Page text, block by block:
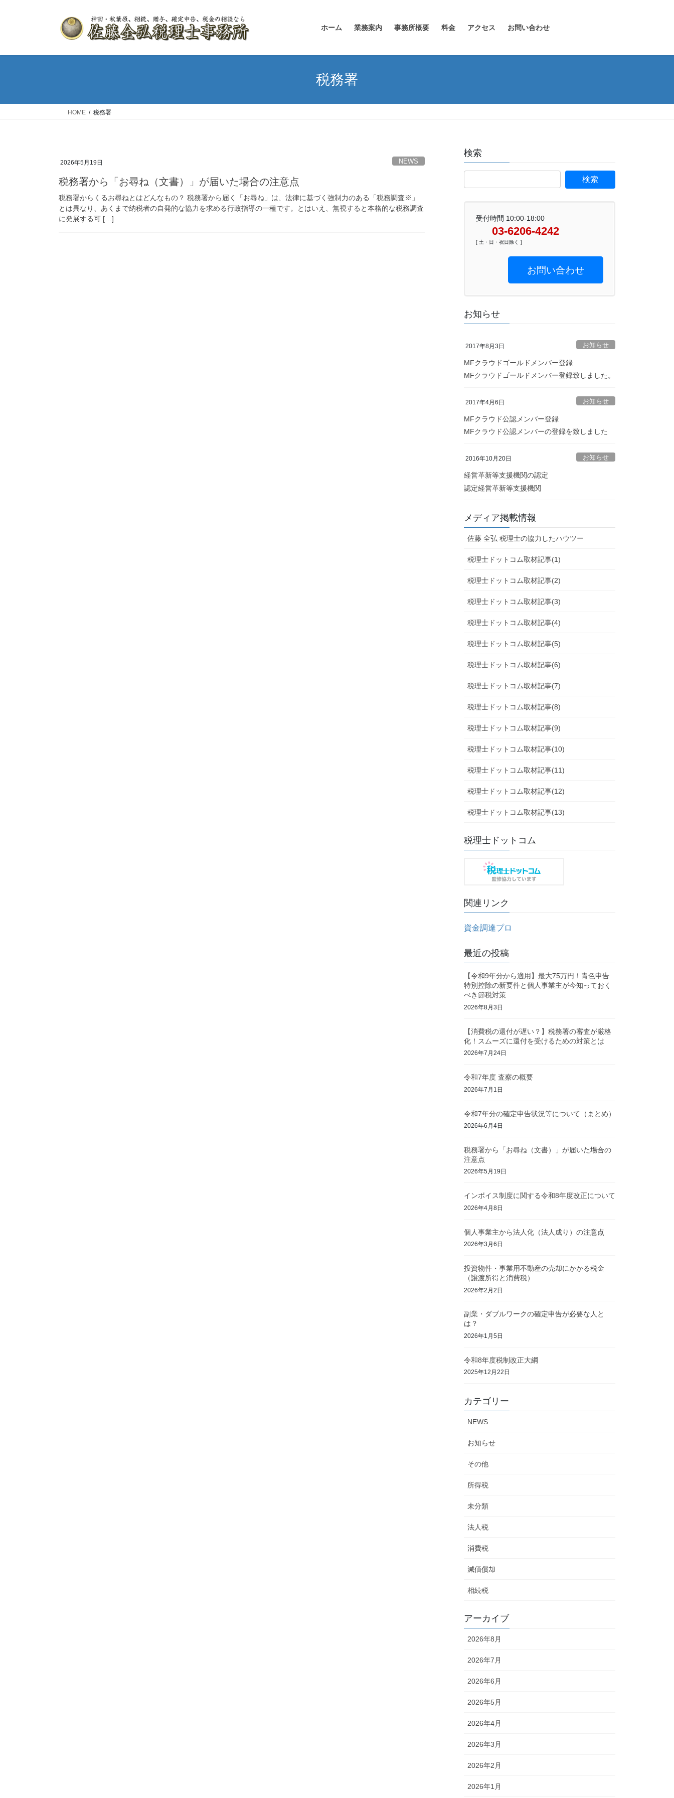
ホーム 業務案内 事務所概要 料金 アクセス お問い合わせ
税務署
HOME 税務署
2026年5月19日 NEWS
税務署から「お尋ね（文書）」が届いた場合の注意点
税務署からくるお尋ねとはどんなもの？ 税務署から届く「お尋ね」は、法律に基づく強制力のある「税務調査※」
とは異なり、あくまで納税者の自発的な協力を求める行政指導の一種です。とはいえ、無視すると本格的な税務調査
に発展する可 […]
検索
受付時間 10:00-18:00
03-6206-4242
[ 土・日・祝日除く ]
お問い合わせ
お知らせ
2017年8月3日 お知らせ
MFクラウドゴールドメンバー登録
MFクラウドゴールドメンバー登録致しました。
2017年4月6日 お知らせ
MFクラウド公認メンバー登録
MFクラウド公認メンバーの登録を致しました
2016年10月20日 お知らせ
経営革新等支援機関の認定
認定経営革新等支援機関
メディア掲載情報
佐藤 全弘 税理士の協力したハウツー
税理士ドットコム取材記事(1)
税理士ドットコム取材記事(2)
税理士ドットコム取材記事(3)
税理士ドットコム取材記事(4)
税理士ドットコム取材記事(5)
税理士ドットコム取材記事(6)
税理士ドットコム取材記事(7)
税理士ドットコム取材記事(8)
税理士ドットコム取材記事(9)
税理士ドットコム取材記事(10)
税理士ドットコム取材記事(11)
税理士ドットコム取材記事(12)
税理士ドットコム取材記事(13)
税理士ドットコム
関連リンク
資金調達プロ
最近の投稿
【令和9年分から適用】最大75万円！青色申告
特別控除の新要件と個人事業主が今知っておく
べき節税対策
2026年8月3日
【消費税の還付が遅い？】税務署の審査が厳格
化！スムーズに還付を受けるための対策とは
2026年7月24日
令和7年度 査察の概要
2026年7月1日
令和7年分の確定申告状況等について（まとめ）
2026年6月4日
税務署から「お尋ね（文書）」が届いた場合の
注意点
2026年5月19日
インボイス制度に関する令和8年度改正について
2026年4月8日
個人事業主から法人化（法人成り）の注意点
2026年3月6日
投資物件・事業用不動産の売却にかかる税金
（譲渡所得と消費税）
2026年2月2日
副業・ダブルワークの確定申告が必要な人と
は？
2026年1月5日
令和8年度税制改正大綱
2025年12月22日
カテゴリー
NEWS
お知らせ
その他
所得税
未分類
法人税
消費税
減価償却
相続税
アーカイブ
2026年8月
2026年7月
2026年6月
2026年5月
2026年4月
2026年3月
2026年2月
2026年1月